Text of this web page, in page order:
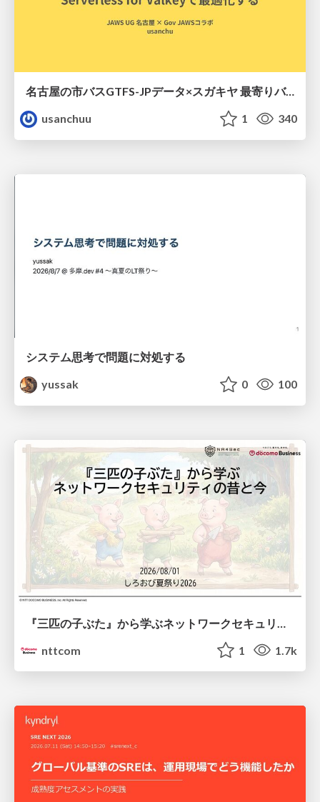
名古屋の市バスGTFS-JPデータ×スガキヤ 最寄りバス停検索をAmazon ElastiCache Serverless for Valkeyで最適化する
usanchuu
1 340
システム思考で問題に対処する
yussak
0 100
nttcom
1 1.7k